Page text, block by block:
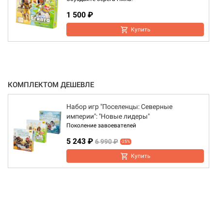
1 500 ₽
Купить
КОМПЛЕКТОМ ДЕШЕВЛЕ
Набор игр "Поселенцы: Северные
империи": "Новые лидеры"
Поколение завоевателей
5 243 ₽ 6 990 ₽ -25%
Купить